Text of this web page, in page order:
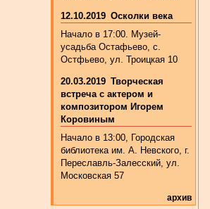
12.10.2019 Осколки века
Начало в 17:00. Музей-
усадьба Остафьево, с.
Остфьево, ул. Троицкая 10
20.03.2019 Творческая
встреча с актером и
композитором Игорем
Коровиным
Начало в 13:00, Городская
библиотека им. А. Невского, г.
Переславль-Залесский, ул.
Московская 57
архив